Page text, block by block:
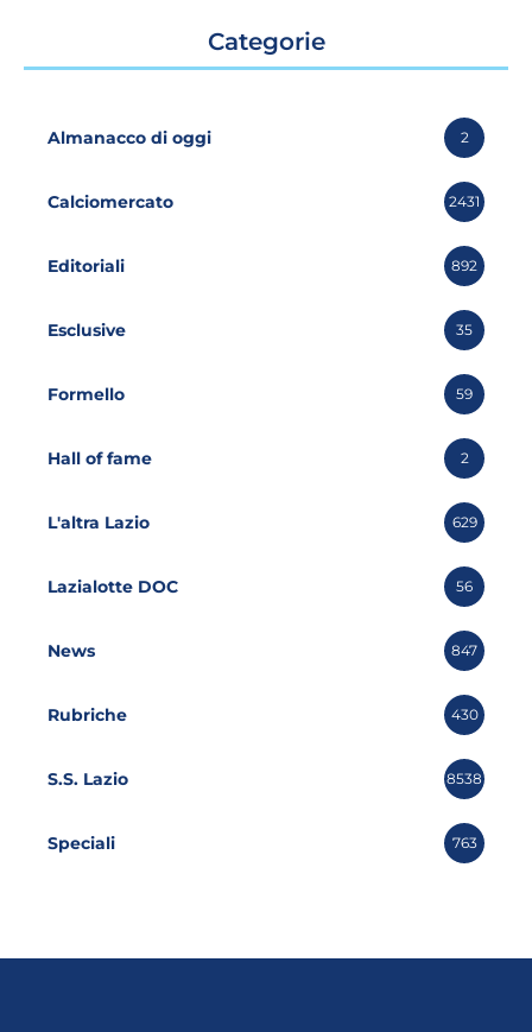
Categorie
Almanacco di oggi 2
Calciomercato 2431
Editoriali 892
Esclusive 35
Formello 59
Hall of fame 2
L'altra Lazio 629
Lazialotte DOC 56
News 847
Rubriche 430
S.S. Lazio 8538
Speciali 763